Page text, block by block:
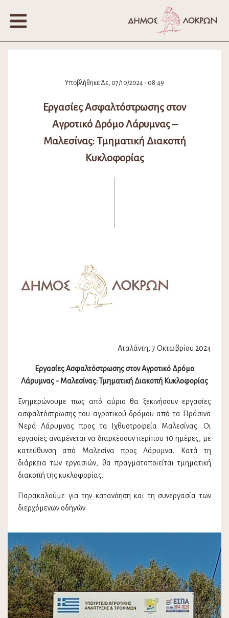
Υποβλήθηκε Δε, 07/10/2024 - 08:49
Εργασίες Ασφαλτόστρωσης στον
Αγροτικό Δρόμο Λάρυμνας –
Μαλεσίνας: Τμηματική Διακοπή
Κυκλοφορίας
Αταλάντη, 7 Οκτωβρίου 2024
Εργασίες Ασφαλτόστρωσης στον Αγροτικό Δρόμο
Λάρυμνας - Μαλεσίνας: Τμηματική Διακοπή Κυκλοφορίας
Ενημερώνουμε πως από αύριο θα ξεκινήσουν εργασίες
ασφαλτόστρωσης του αγροτικού δρόμου από τα Πράσινα
Νερά Λάρυμνας προς τα Ιχθυοτροφεία Μαλεσίνας. Οι
εργασίες αναμένεται να διαρκέσουν περίπου 10 ημέρες, με
κατεύθυνση από Μαλεσίνα προς Λάρυμνα. Κατά τη
διάρκεια των εργασιών, θα πραγματοποιείται τμηματική
διακοπή της κυκλοφορίας.
Παρακαλούμε για την κατανόηση και τη συνεργασία των
διερχόμενων οδηγών.